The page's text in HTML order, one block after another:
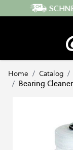
Direkt zum Inhalt
Home / Catalog /
/ Bearing Cleaner